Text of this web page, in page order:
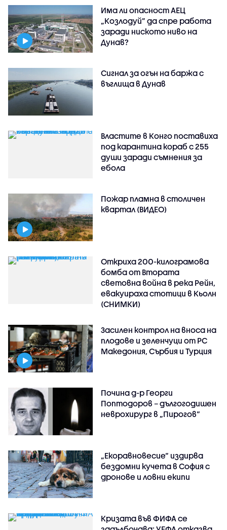
Има ли опасност АЕЦ
„Козлодуй” да спре работа
заради ниското ниво на
Дунав?
Сигнал за огън на баржа с
въглища в Дунав
Властите в Конго поставиха
под карантина кораб с 255
души заради съмнения за
ебола
Пожар пламна в столичен
квартал (ВИДЕО)
Откриха 200-килограмова
бомба от Втората
световна война в река Рейн,
евакуираха стотици в Кьолн
(СНИМКИ)
Засилен контрол на вноса на
плодове и зеленчуци от РС
Македония, Сърбия и Турция
Почина д-р Георги
Поптодоров – дългогодишен
неврохирург в „Пирогов“
„Екоравновесие“ издирва
бездомни кучета в София с
дронове и ловни екипи
Кризата във ФИФА се